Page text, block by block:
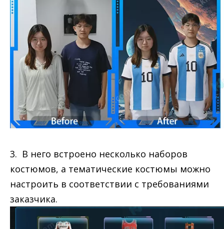
3. В него встроено несколько наборов
костюмов, а тематические костюмы можно
настроить в соответствии с требованиями
заказчика.